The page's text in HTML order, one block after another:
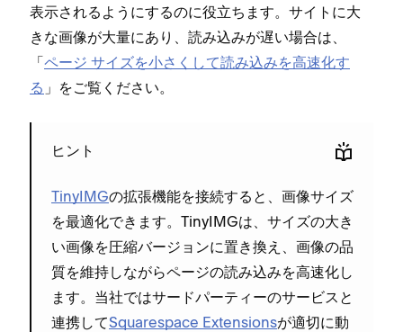
表示されるようにするのに役立ちます⁠。サイトに大
きな画像が大量にあり⁠、読み込みが遅い場合は⁠、
「⁠ペ⁠ージ サイズを小さくして読み込みを高速化す
る ⁠」をご覧ください⁠。
ヒント
TinyIMGの拡張機能を接続すると⁠、画像サイズ
を最適化できます⁠。TinyIMGは⁠、サイズの大き
い画像を圧縮バ⁠ージ⁠ョンに置き換え⁠、画像の品
質を維持しながらペ⁠ージの読み込みを高速化し
ます⁠。当社ではサ⁠ードパ⁠ーテ⁠ィ⁠ーのサ⁠ービスと
連携してSquarespace Extensionsが適切に動